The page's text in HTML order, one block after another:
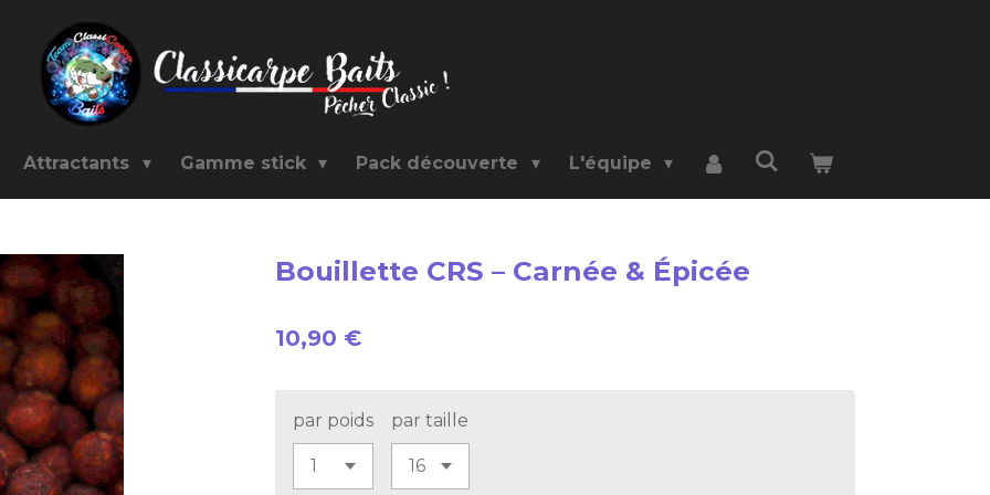
Attractants Gamme stick Pack découverte L'équipe
Bouillette CRS – Carnée & Épicée
10,90 €
par poids par taille